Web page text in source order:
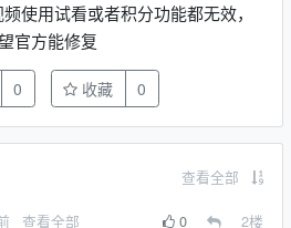
使用试看或者积分功能都无效，
官方能修复
0 收藏 0
查看全部
查看全部 0 2楼